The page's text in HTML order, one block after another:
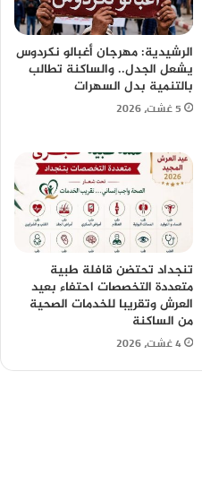
الرشيدية: مهرجان أغبالو نكردوس
يشعل الجدل.. والساكنة تطالب
بالتنمية بدل السهرات
5 غشت، 2026
تنجداد تحتضن قافلة طبية
متعددة التخصصات احتفاء بعيد
العرش وتقريبا للخدمات الصحية
من الساكنة
4 غشت، 2026